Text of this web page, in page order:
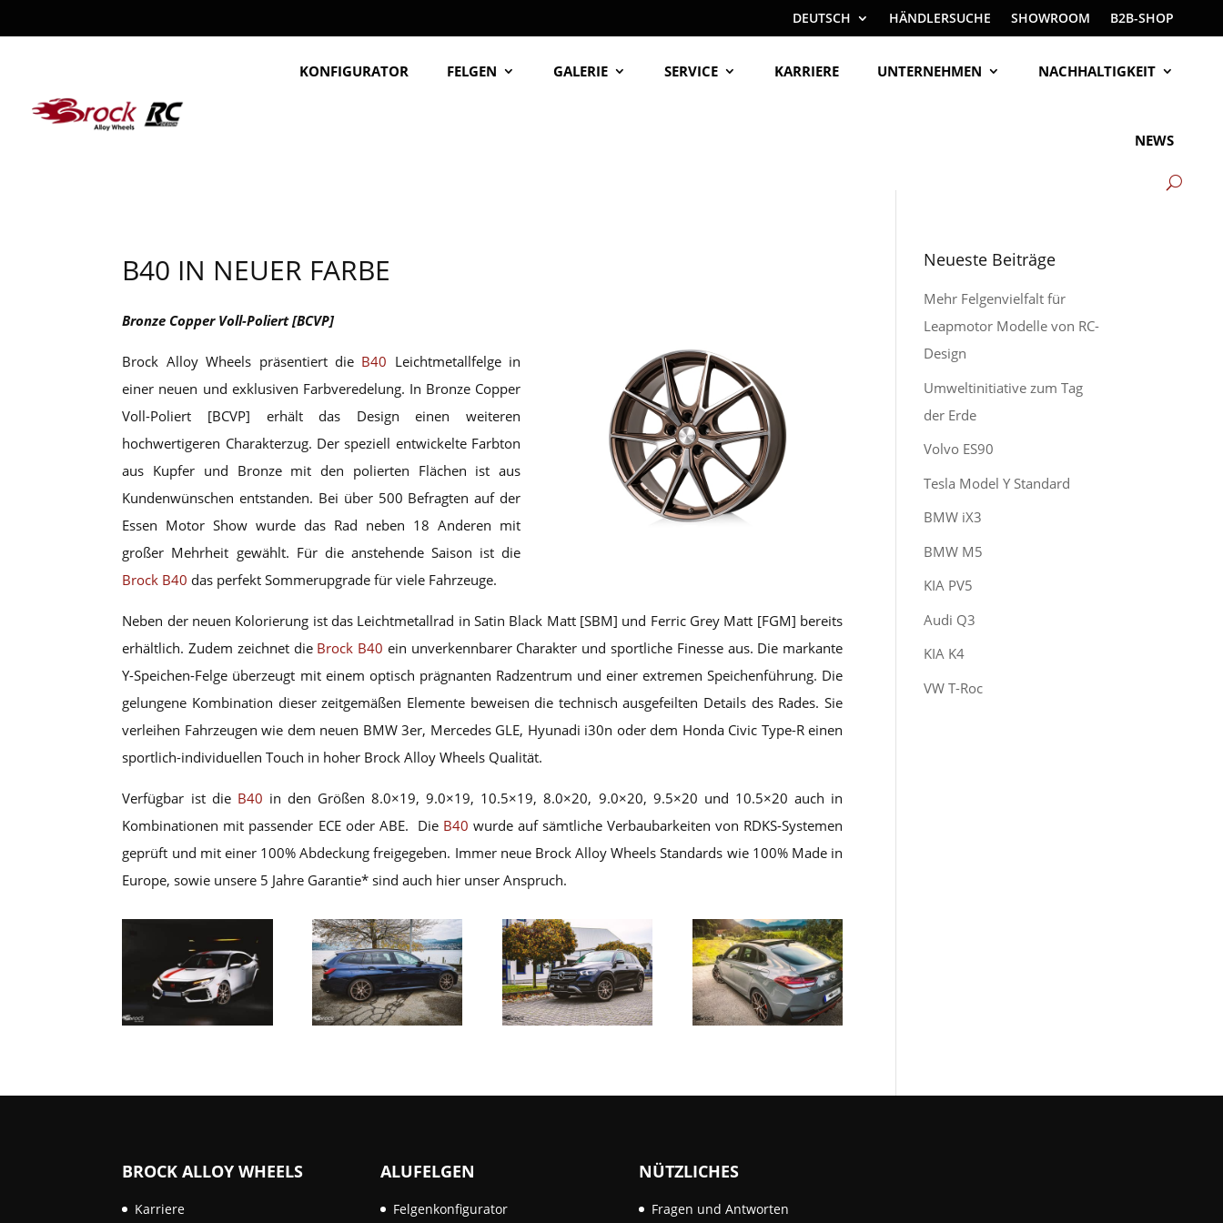
DEUTSCH HÄNDLERSUCHE SHOWROOM B2B-SHOP
KONFIGURATOR FELGEN GALERIE SERVICE KARRIERE UNTERNEHMEN NACHHALTIGKEIT
NEWS
B40 IN NEUER FARBE
Bronze Copper Voll-Poliert [BCVP]
Brock Alloy Wheels präsentiert die B40 Leichtmetallfelge in
einer neuen und exklusiven Farbveredelung. In Bronze Copper
Voll-Poliert [BCVP] erhält das Design einen weiteren
hochwertigeren Charakterzug. Der speziell entwickelte Farbton
aus Kupfer und Bronze mit den polierten Flächen ist aus
Kundenwünschen entstanden. Bei über 500 Befragten auf der
Essen Motor Show wurde das Rad neben 18 Anderen mit
großer Mehrheit gewählt. Für die anstehende Saison ist die
Brock B40 das perfekt Sommerupgrade für viele Fahrzeuge.
Neben der neuen Kolorierung ist das Leichtmetallrad in Satin Black Matt [SBM] und Ferric Grey Matt [FGM] bereits
erhältlich. Zudem zeichnet die Brock B40 ein unverkennbarer Charakter und sportliche Finesse aus. Die markante
Y-Speichen-Felge überzeugt mit einem optisch prägnanten Radzentrum und einer extremen Speichenführung. Die
gelungene Kombination dieser zeitgemäßen Elemente beweisen die technisch ausgefeilten Details des Rades. Sie
verleihen Fahrzeugen wie dem neuen BMW 3er, Mercedes GLE, Hyunadi i30n oder dem Honda Civic Type-R einen
sportlich-individuellen Touch in hoher Brock Alloy Wheels Qualität.
Verfügbar ist die B40 in den Größen 8.0×19, 9.0×19, 10.5×19, 8.0×20, 9.0×20, 9.5×20 und 10.5×20 auch in
Kombinationen mit passender ECE oder ABE. Die B40 wurde auf sämtliche Verbaubarkeiten von RDKS-Systemen
geprüft und mit einer 100% Abdeckung freigegeben. Immer neue Brock Alloy Wheels Standards wie 100% Made in
Europe, sowie unsere 5 Jahre Garantie* sind auch hier unser Anspruch.
Neueste Beiträge
Mehr Felgenvielfalt für
Leapmotor Modelle von RC-
Design
Umweltinitiative zum Tag
der Erde
Volvo ES90
Tesla Model Y Standard
BMW iX3
BMW M5
KIA PV5
Audi Q3
KIA K4
VW T-Roc
BROCK ALLOY WHEELS
Karriere
ALUFELGEN
Felgenkonfigurator
NÜTZLICHES
Fragen und Antworten